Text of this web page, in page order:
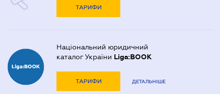
ТАРИФИ
Національний юридичний
каталог України Liga:BOOK
ТАРИФИ ДЕТАЛЬНІШЕ